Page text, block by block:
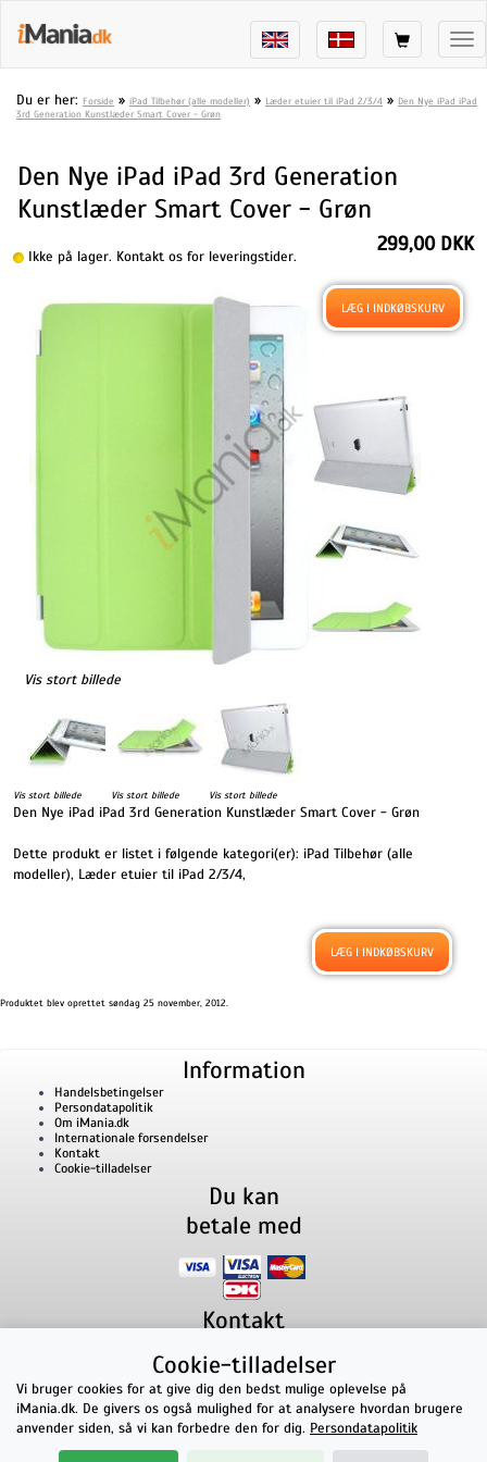
Du er her: Forside » iPad Tilbehør (alle modeller) » Læder etuier til iPad 2/3/4 » Den Nye iPad iPad
3rd Generation Kunstlæder Smart Cover - Grøn
Den Nye iPad iPad 3rd Generation
Kunstlæder Smart Cover - Grøn
Ikke på lager. Kontakt os for leveringstider.
Vis stort billede
299,00 DKK
Vis stort billede Vis stort billede Vis stort billede
Den Nye iPad iPad 3rd Generation Kunstlæder Smart Cover - Grøn
Dette produkt er listet i følgende kategori(er): iPad Tilbehør (alle
modeller), Læder etuier til iPad 2/3/4,
Produktet blev oprettet søndag 25 november, 2012.
Information
Handelsbetingelser
Persondatapolitik
Om iMania.dk
Internationale forsendelser
Kontakt
Cookie-tilladelser
Du kan
betale med
Kontakt
Lillevorde Kær 29280 Storvorde
CVR nummer: 33182805 | E-mail: kontakt@imania.dk
Telefon:+45 23618990
Topkarakter hos kunderne!
Cookie-tilladelser
Vi bruger cookies for at give dig den bedst mulige oplevelse på
iMania.dk. De givers os også mulighed for at analysere hvordan brugere
anvender siden, så vi kan forbedre den for dig. Persondatapolitik